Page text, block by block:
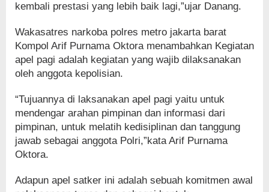
kembali prestasi yang lebih baik lagi,”ujar Danang.
Wakasatres narkoba polres metro jakarta barat
Kompol Arif Purnama Oktora menambahkan Kegiatan
apel pagi adalah kegiatan yang wajib dilaksanakan
oleh anggota kepolisian.
“Tujuannya di laksanakan apel pagi yaitu untuk
mendengar arahan pimpinan dan informasi dari
pimpinan, untuk melatih kedisiplinan dan tanggung
jawab sebagai anggota Polri,”kata Arif Purnama
Oktora.
Adapun apel satker ini adalah sebuah komitmen awal